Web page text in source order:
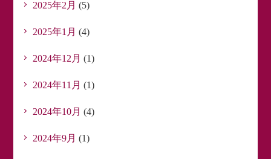
2025年2月 (5)
2025年1月 (4)
2024年12月 (1)
2024年11月 (1)
2024年10月 (4)
2024年9月 (1)